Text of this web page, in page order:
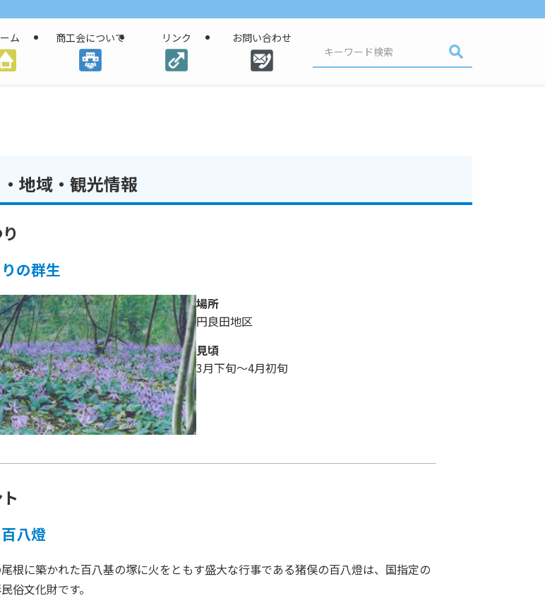
ム 商工会について リンク お問い合わせ
地域・観光情報
の群生
場所
円良田地区
見頃
3月下旬～4月初旬
八燈
根に築かれた百八基の塚に火をともす盛大な行事である猪俣の百八燈は、国指定の
俗文化財です。